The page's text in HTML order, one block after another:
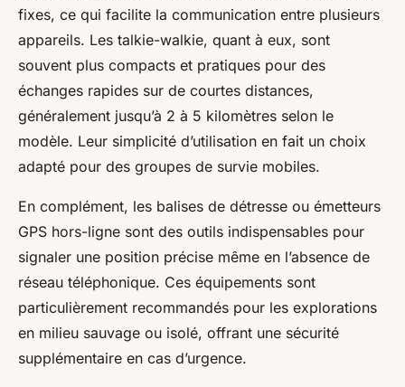
fixes, ce qui facilite la communication entre plusieurs
appareils. Les talkie-walkie, quant à eux, sont
souvent plus compacts et pratiques pour des
échanges rapides sur de courtes distances,
généralement jusqu’à 2 à 5 kilomètres selon le
modèle. Leur simplicité d’utilisation en fait un choix
adapté pour des groupes de survie mobiles.
En complément, les balises de détresse ou émetteurs
GPS hors-ligne sont des outils indispensables pour
signaler une position précise même en l’absence de
réseau téléphonique. Ces équipements sont
particulièrement recommandés pour les explorations
en milieu sauvage ou isolé, offrant une sécurité
supplémentaire en cas d’urgence.